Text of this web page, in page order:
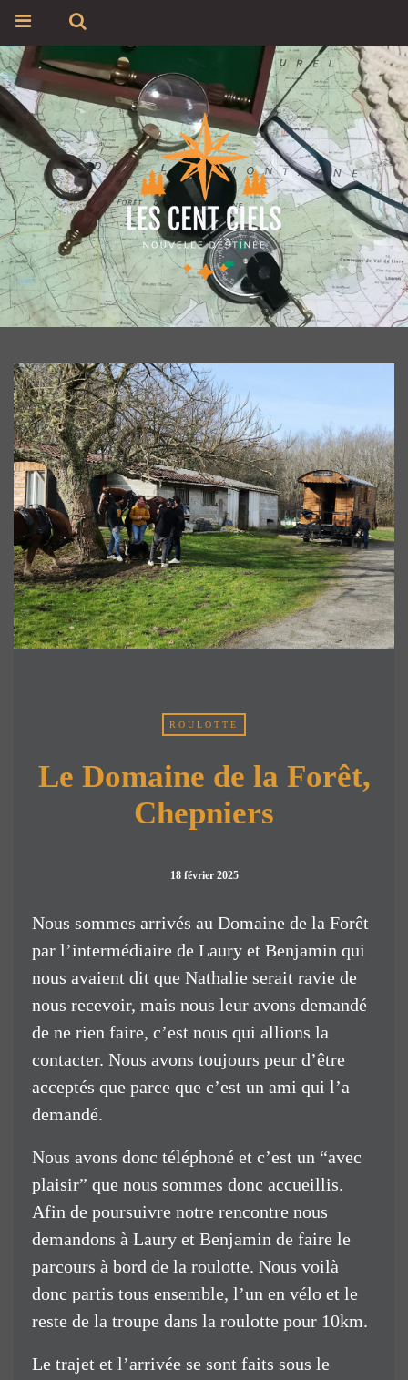
ROULOTTE
Le Domaine de la Forêt,
Chepniers
18 février 2025
Nous sommes arrivés au Domaine de la Forêt
par l’intermédiaire de Laury et Benjamin qui
nous avaient dit que Nathalie serait ravie de
nous recevoir, mais nous leur avons demandé
de ne rien faire, c’est nous qui allions la
contacter. Nous avons toujours peur d’être
acceptés que parce que c’est un ami qui l’a
demandé.
Nous avons donc téléphoné et c’est un “avec
plaisir” que nous sommes donc accueillis.
Afin de poursuivre notre rencontre nous
demandons à Laury et Benjamin de faire le
parcours à bord de la roulotte. Nous voilà
donc partis tous ensemble, l’un en vélo et le
reste de la troupe dans la roulotte pour 10km.
Le trajet et l’arrivée se sont faits sous le